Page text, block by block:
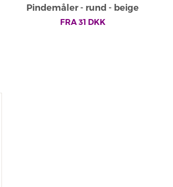
Pindemåler - rund - beige
FRA 31 DKK